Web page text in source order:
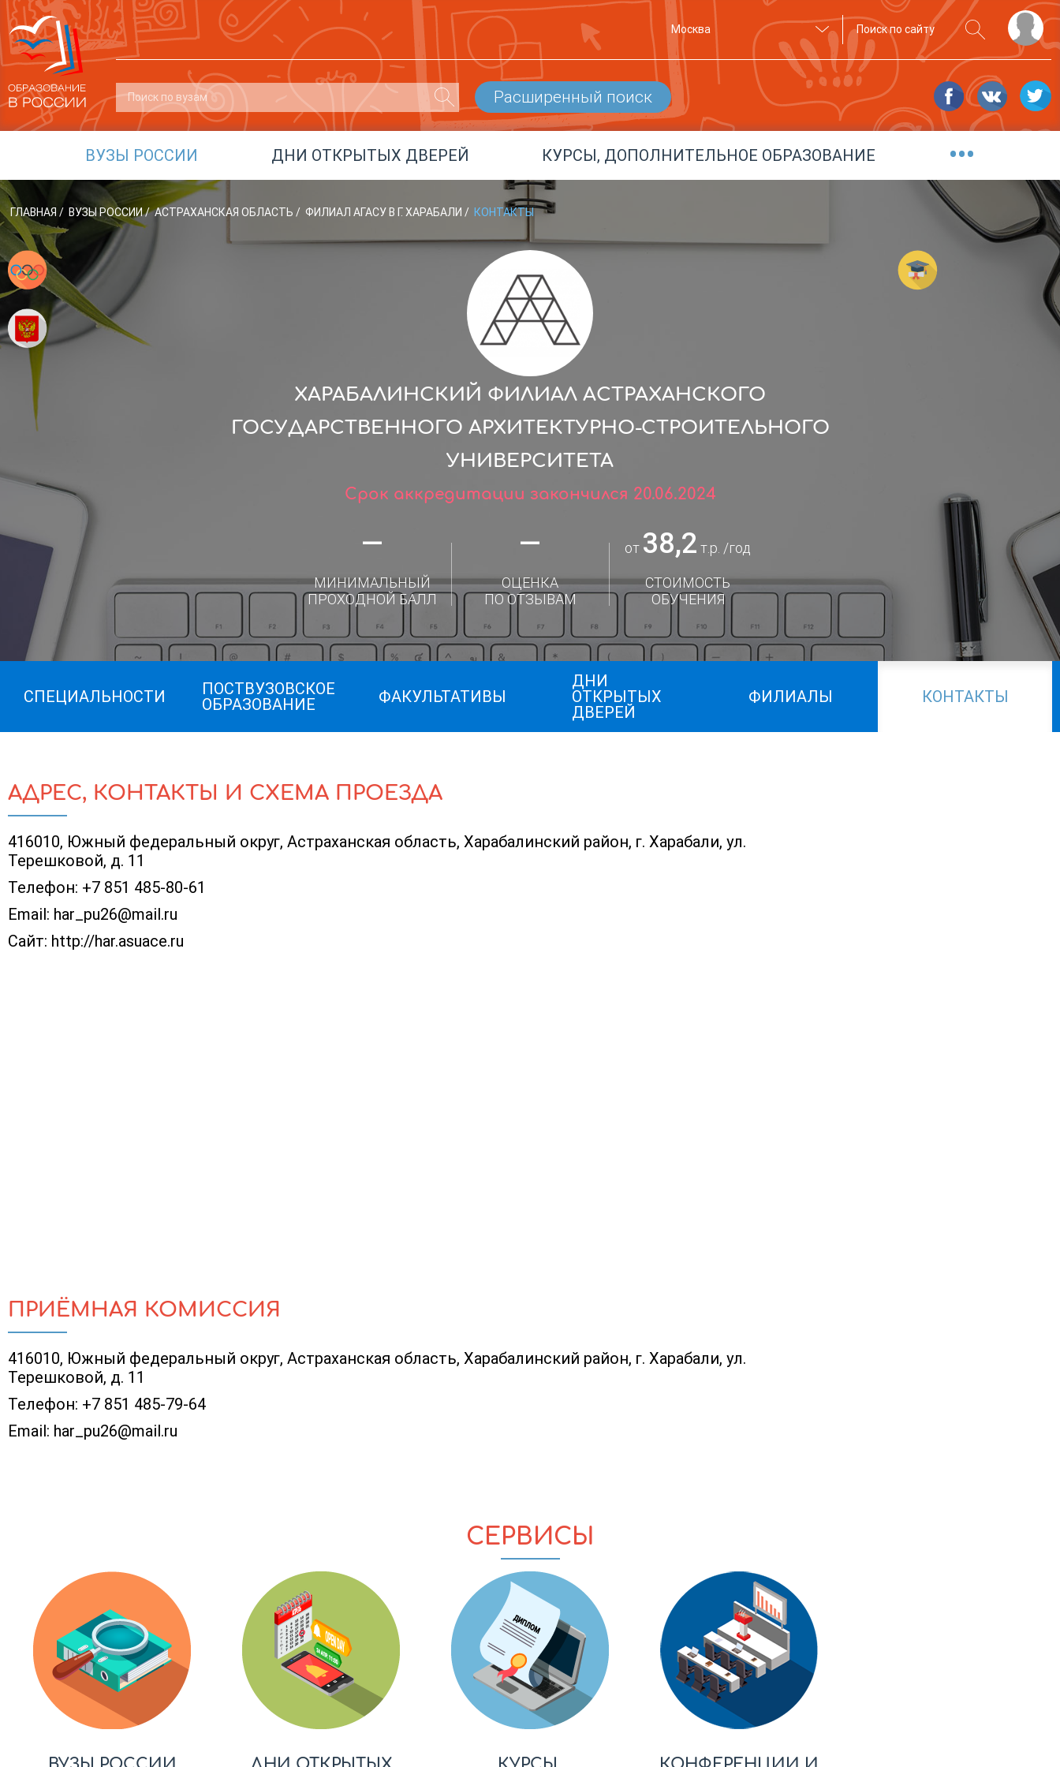
Москва
Расширенный поиск
ВУЗЫ РОССИИ ДНИ ОТКРЫТЫХ ДВЕРЕЙ КУРСЫ, ДОПОЛНИТЕЛЬНОЕ ОБРАЗОВАНИЕ •••
ГЛАВНАЯ / ВУЗЫ РОССИИ/ АСТРАХАНСКАЯ ОБЛАСТЬ / ФИЛИАЛ АГАСУ В Г. ХАРАБАЛИ / КОНТАКТЫ
ХАРАБАЛИНСКИЙ ФИЛИАЛ АСТРАХАНСКОГО
ГОСУДАРСТВЕННОГО АРХИТЕКТУРНО-СТРОИТЕЛЬНОГО
УНИВЕРСИТЕТА
Срок аккредитации закончился 20.06.2024
—
МИНИМАЛЬНЫЙ
ПРОХОДНОЙ БАЛЛ
—
ОЦЕНКА
ПО ОТЗЫВАМ
от 38,2 т.р. /год
СТОИМОСТЬ
ОБУЧЕНИЯ
СПЕЦИАЛЬНОСТИ
ПОСТВУЗОВСКОЕ
ОБРАЗОВАНИЕ
ФАКУЛЬТАТИВЫ
ДНИ
ОТКРЫТЫХ
ДВЕРЕЙ
ФИЛИАЛЫ КОНТАКТЫ
АДРЕС, КОНТАКТЫ И СХЕМА ПРОЕЗДА
416010, Южный федеральный округ, Астраханская область, Харабалинский район, г. Харабали, ул.
Терешковой, д. 11
Телефон: +7 851 485-80-61
Email: har_pu26@mail.ru
Сайт: http://har.asuace.ru
ПРИЁМНАЯ КОМИССИЯ
416010, Южный федеральный округ, Астраханская область, Харабалинский район, г. Харабали, ул.
Терешковой, д. 11
Телефон: +7 851 485-79-64
Email: har_pu26@mail.ru
СЕРВИСЫ